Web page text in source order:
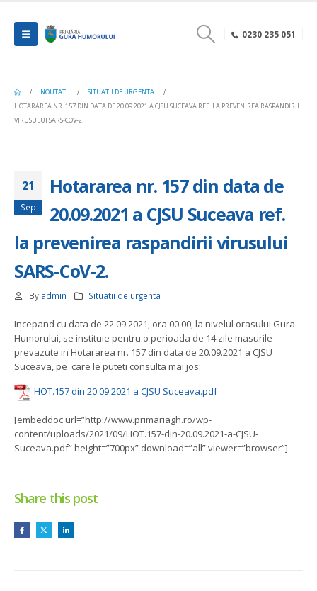
0230 235 051
NOUTATI
SITUATII DE URGENTA
HOTARAREA NR. 157 DIN DATA DE 20.09.2021 A CJSU SUCEAVA REF. LA PREVENIREA RASPANDIRII
VIRUSULUI SARS-COV-2.
21
Sep
Hotararea nr. 157 din data de
20.09.2021 a CJSU Suceava ref.
la prevenirea raspandirii virusului
SARS-CoV-2.
By admin Situatii de urgenta
Incepand cu data de 22.09.2021, ora 00.00, la nivelul orasului Gura
Humorului, se instituie pentru o perioada de 14 zile masurile
prevazute in Hotararea nr. 157 din data de 20.09.2021 a CJSU
Suceava, pe care le puteti consulta mai jos:
HOT.157 din 20.09.2021 a CJSU Suceava.pdf
[embeddoc url=”http://www.primariagh.ro/wp-
content/uploads/2021/09/HOT.157-din-20.09.2021-a-CJSU-
Suceava.pdf” height=”700px” download=”all” viewer=”browser”]
Share this post